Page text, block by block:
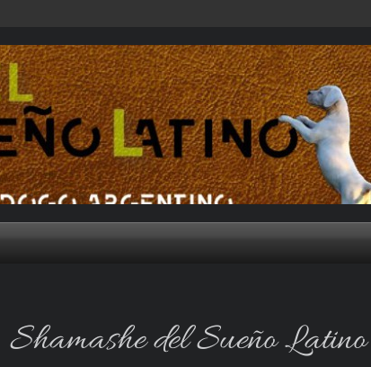
Shamashe del Sueño Latino